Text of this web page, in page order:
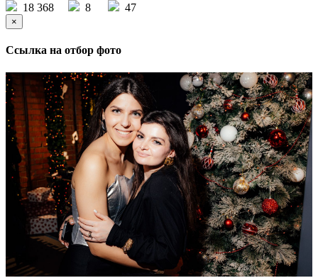
18 368
8 47
×
Ссылка на отбор фото